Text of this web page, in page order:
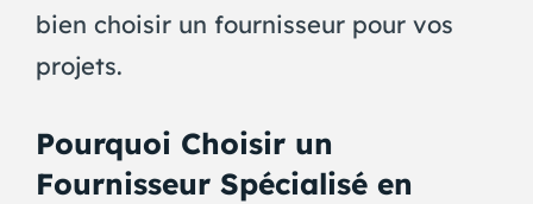
bien choisir un fournisseur pour vos
projets.
Pourquoi Choisir un
Fournisseur Spécialisé en